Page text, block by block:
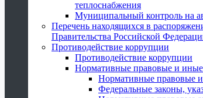
теплоснабжения
Муниципальный контроль на
Перечень находящихся в
Правительства Российской
Противодействие коррупции
Противодействие коррупции
Нормативные правовые и иные
Нормативные правовые
Федеральные законы,